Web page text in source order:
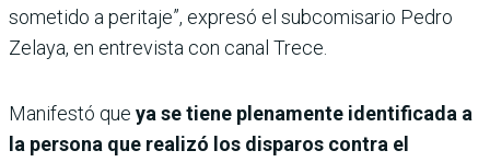
sometido a peritaje”, expresó el subcomisario Pedro
Zelaya, en entrevista con canal Trece.
Manifestó que ya se tiene plenamente identificada a
la persona que realizó los disparos contra el